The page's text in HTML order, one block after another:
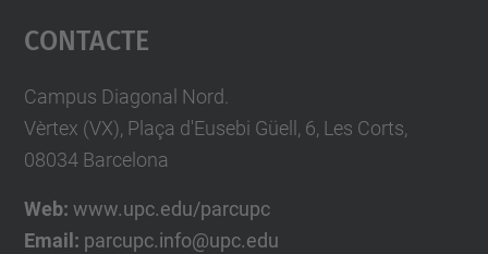
powered by
Contacte
Campus Diagonal Nord.
Vèrtex (VX), Plaça d'Eusebi Güell, 6, Les Corts,
08034 Barcelona
Web: www.upc.edu/parcupc
Email: parcupc.info@upc.edu